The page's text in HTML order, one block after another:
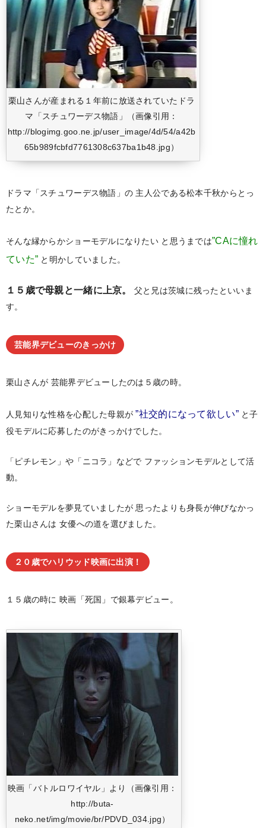
栗山さんが産まれる１年前に放送されていたドラ
マ「スチュワーデス物語」（画像引用：
http://blogimg.goo.ne.jp/user_image/4d/54/a42b
65b989fcbfd7761308c637ba1b48.jpg）
ドラマ「スチュワーデス物語」の 主人公である松本千秋からとっ
たとか。
そんな縁からかショーモデルになりたい と思うまでは”CAに憧れ
ていた” と明かしていました。
１５歳で母親と一緒に上京。
父と兄は茨城に残ったといいま
す。
芸能界デビューのきっかけ
栗山さんが 芸能界デビューしたのは５歳の時。
人見知りな性格を心配した母親が ”社交的になって欲しい”と子
役モデルに応募したのがきっかけでした。
「ピチレモン」や「ニコラ」などで ファッションモデルとして活
動。
ショーモデルを夢見ていましたが 思ったよりも身長が伸びなかっ
た栗山さんは 女優への道を選びました。
２０歳でハリウッド映画に出演！
１５歳の時に 映画「死国」で銀幕デビュー。
映画「バトルロワイヤル」より（画像引用：
http://buta-
neko.net/img/movie/br/PDVD_034.jpg）